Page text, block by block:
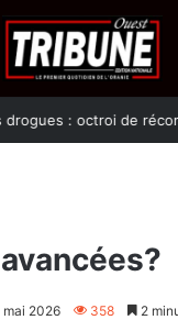
mai 2026 358 2